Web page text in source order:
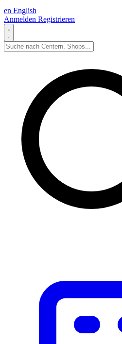
en English
Anmelden Registrieren